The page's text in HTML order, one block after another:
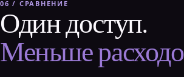
06 / СРАВНЕНИЕ
Один доступ.
Меньше